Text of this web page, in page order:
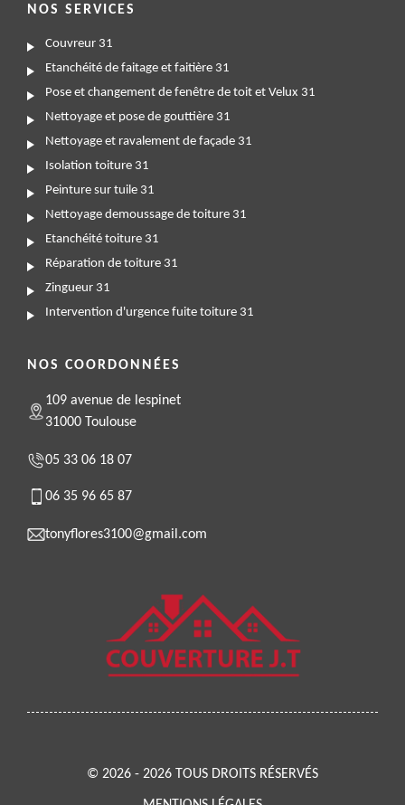
NOS SERVICES
Couvreur 31
Etanchéité de faitage et faitière 31
Pose et changement de fenêtre de toit et Velux 31
Nettoyage et pose de gouttière 31
Nettoyage et ravalement de façade 31
Isolation toiture 31
Peinture sur tuile 31
Nettoyage demoussage de toiture 31
Etanchéité toiture 31
Réparation de toiture 31
Zingueur 31
Intervention d'urgence fuite toiture 31
NOS COORDONNÉES
109 avenue de lespinet
31000 Toulouse
05 33 06 18 07
06 35 96 65 87
tonyflores3100@gmail.com
© 2026 - 2026 TOUS DROITS RÉSERVÉS